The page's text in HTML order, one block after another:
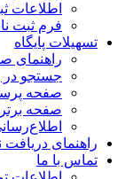
اطلاعات
فرم ثبت
تسهیلات پایگاه
راهنمای
جستجو در
صفحه
صفحه
راهنمای
تماس با ما